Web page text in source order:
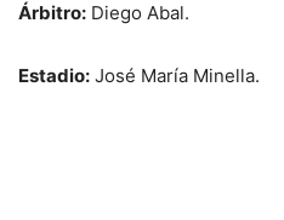
Árbitro: Diego Abal.
Estadio: José María Minella.